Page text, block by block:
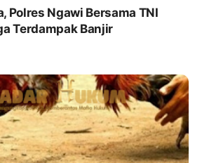
Polres Ngawi Bersama TNI
Terdampak Banjir